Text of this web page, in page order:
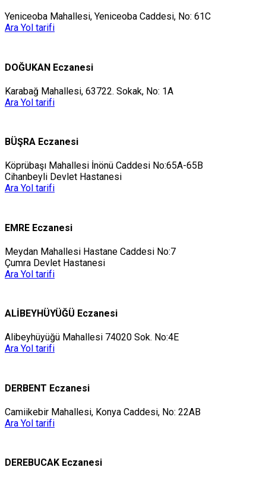
Yeniceoba Mahallesi, Yeniceoba Caddesi, No: 61C
Ara Yol tarifi
DOĞUKAN Eczanesi
Karabağ Mahallesi, 63722. Sokak, No: 1A
Ara Yol tarifi
BÜŞRA Eczanesi
Köprübaşı Mahallesi İnönü Caddesi No:65A-65B
Cihanbeyli Devlet Hastanesi
Ara Yol tarifi
EMRE Eczanesi
Meydan Mahallesi Hastane Caddesi No:7
Çumra Devlet Hastanesi
Ara Yol tarifi
ALİBEYHÜYÜĞÜ Eczanesi
Alibeyhüyüğü Mahallesi 74020 Sok. No:4E
Ara Yol tarifi
DERBENT Eczanesi
Camiikebir Mahallesi, Konya Caddesi, No: 22AB
Ara Yol tarifi
DEREBUCAK Eczanesi